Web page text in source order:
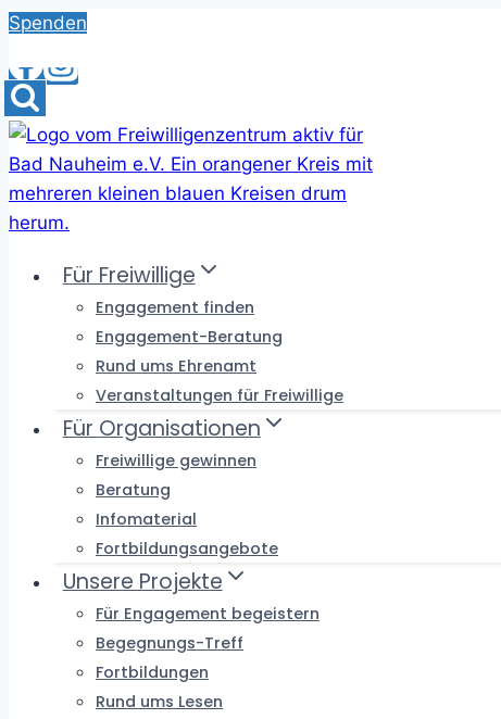
Skip
content
Spenden
Für Freiwillige
Engagement finden
Engagement-Beratung
Rund ums Ehrenamt
Veranstaltungen für Freiwillige
Für Organisationen
Freiwillige gewinnen
Beratung
Infomaterial
Fortbildungsangebote
Unsere Projekte
Für Engagement begeistern
Begegnungs-Treff
Fortbildungen
Rund ums Lesen